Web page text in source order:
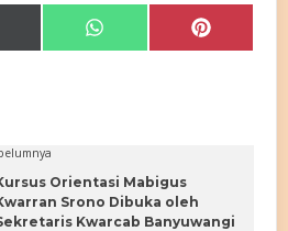
Share
on
WhatsApp Share
on
Pinterest
Orientasi Mabigus
Srono Dibuka oleh
Kwarcab Banyuwangi